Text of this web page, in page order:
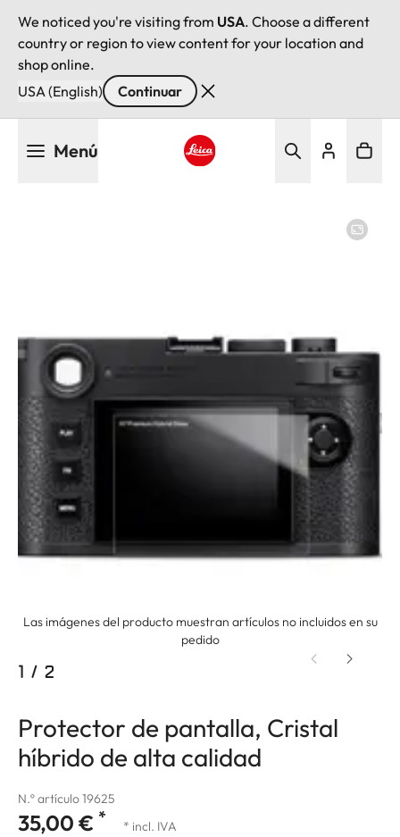
We noticed you're visiting from USA. Choose a different
country or region to view content for your location and
shop online.
USA (English)
Continuar
Menú
Las imágenes del producto muestran artículos no incluidos en su
pedido
1 / 2
Protector de pantalla, Cristal
híbrido de alta calidad
N.º artículo 19625
35,00 € * * incl. IVA